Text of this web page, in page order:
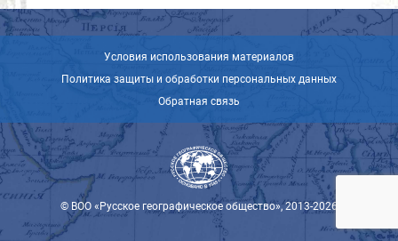
Условия использования материалов
Политика защиты и обработки персональных данных
Обратная связь
© ВОО «Русское географическое общество», 2013-2026